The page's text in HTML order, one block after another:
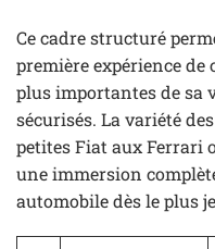
Ce cadre structuré
première expérience
plus importantes de sa
sécurisés. La variété
petites Fiat aux Ferrari
une immersion
automobile dès le plus